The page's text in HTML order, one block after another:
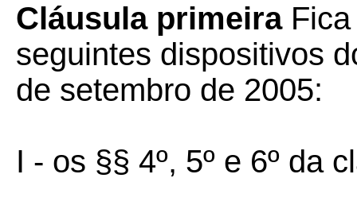
Cláusula primeiraFica
seguintes dispositivos
de setembro de 2005:
I - os §§ 4º, 5º e 6º da